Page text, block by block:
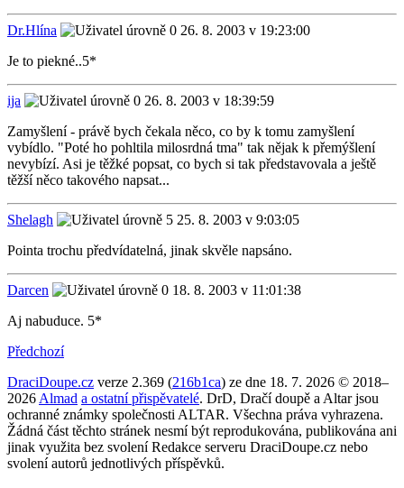
Dr.Hlína
26. 8. 2003 v 19:23:00
Je to piekné..5*
ija
26. 8. 2003 v 18:39:59
Zamyšlení - právě bych čekala něco, co by k tomu zamyšlení
vybídlo. "Poté ho pohltila milosrdná tma" tak nějak k přemýšlení
nevybízí. Asi je těžké popsat, co bych si tak představovala a ještě
těžší něco takového napsat...
Shelagh
25. 8. 2003 v 9:03:05
Pointa trochu předvídatelná, jinak skvěle napsáno.
Darcen
18. 8. 2003 v 11:01:38
Aj nabuduce. 5*
Předchozí
DraciDoupe.cz verze 2.369 (216b1ca) ze dne 18. 7. 2026 © 2018–
2026 Almad a ostatní přispěvatelé. DrD, Dračí doupě a Altar jsou
ochranné známky společnosti ALTAR. Všechna práva vyhrazena.
Žádná část těchto stránek nesmí být reprodukována, publikována ani
jinak využita bez svolení Redakce serveru DraciDoupe.cz nebo
svolení autorů jednotlivých příspěvků.